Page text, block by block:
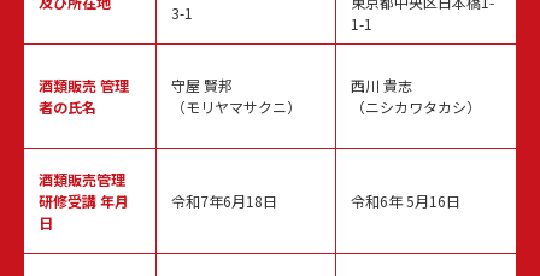
酒類販売管理
者の氏名
酒類販売管理
研修受講 年月
日
3-1
守屋 賢邦
（モリヤマサクニ）
令和7年6月18日
1-1
西川 貴志
（ニシカワタカシ）
令和6年 5月16日